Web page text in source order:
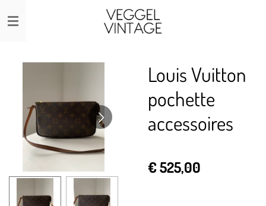
Ga
direct
Louis Vuitton
pochette
accessoires
€ 525,00